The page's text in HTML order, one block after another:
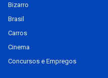
Bizarro
Brasil
Carros
Cinema
Concursos e Empregos